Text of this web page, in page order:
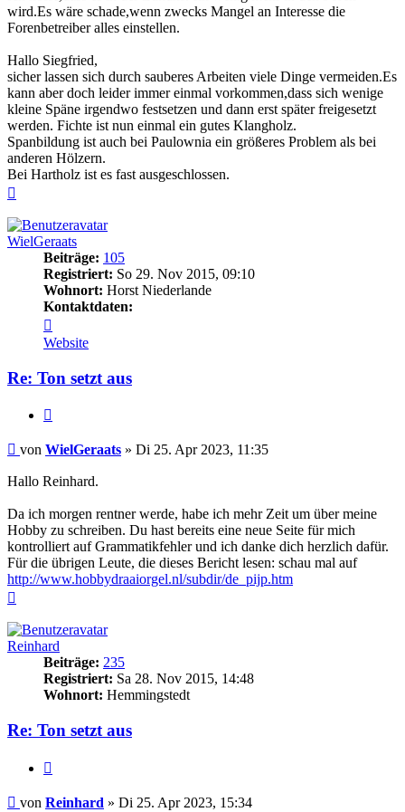
wird.Es wäre schade,wenn zwecks Mangel an Interesse die
Forenbetreiber alles einstellen.
Hallo Siegfried,
sicher lassen sich durch sauberes Arbeiten viele Dinge vermeiden.Es
kann aber doch leider immer einmal vorkommen,dass sich wenige
kleine Späne irgendwo festsetzen und dann erst später freigesetzt
werden. Fichte ist nun einmal ein gutes Klangholz.
Spanbildung ist auch bei Paulownia ein größeres Problem als bei
anderen Hölzern.
Bei Hartholz ist es fast ausgeschlossen.
WielGeraats
Beiträge: 105
Registriert: So 29. Nov 2015, 09:10
Wohnort: Horst Niederlande
Kontaktdaten:
von
WielGeraats
Website
Re: Ton setzt aus
Beitrag
von WielGeraats » Di 25. Apr 2023, 11:35
Hallo Reinhard.
Da ich morgen rentner werde, habe ich mehr Zeit um über meine
Hobby zu schreiben. Du hast bereits eine neue Seite für mich
kontrolliert auf Grammatikfehler und ich danke dich herzlich dafür.
Für die übrigen Leute, die dieses Bericht lesen: schau mal auf
http://www.hobbydraaiorgel.nl/subdir/de_pijp.htm
Reinhard
Beiträge: 235
Registriert: Sa 28. Nov 2015, 14:48
Wohnort: Hemmingstedt
Re: Ton setzt aus
Beitrag
von Reinhard » Di 25. Apr 2023, 15:34